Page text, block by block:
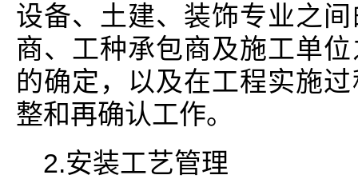
设备、土建、装饰专业之
商、工种承包商及施工单
的确定，以及在工程实施
整和再确认工作。
2.安装工艺管理